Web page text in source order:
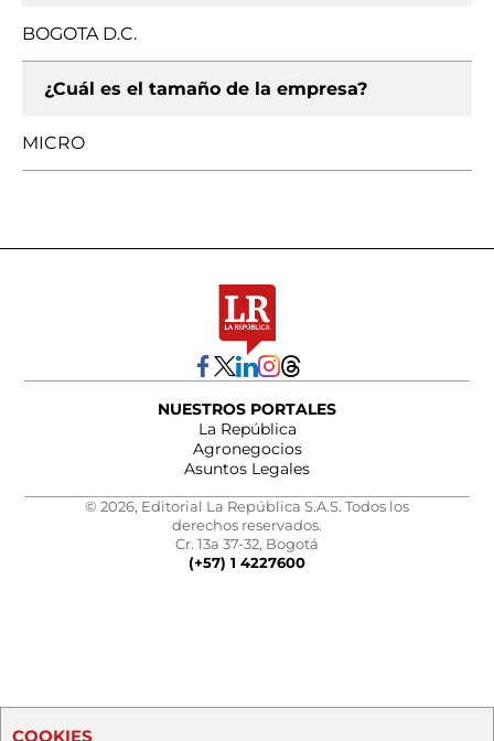
BOGOTA D.C.
¿Cuál es el tamaño de la empresa?
MICRO
NUESTROS PORTALES
La República
Agronegocios
Asuntos Legales
© 2026, Editorial La República S.A.S. Todos los
derechos reservados.
Cr. 13a 37-32, Bogotá
(+57) 1 4227600
COOKIES